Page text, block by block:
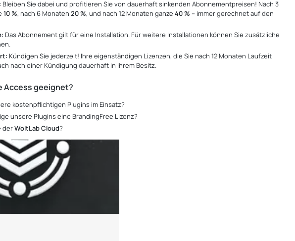
Bleiben Sie dabei und profitieren Sie von dauerhaft sinkenden Abonnementpreisen! Nach 3
10 %, nach 6 Monaten20 %, und nach 12 Monaten ganze40 %– immer gerechnet auf den
Das Abonnement gilt für eine Installation. Für weitere Installationen können Sie zusätzliche
Kündigen Sie jederzeit! Ihre eigenständigen Lizenzen, die Sie nach 12 Monaten Laufzeit
nach einer Kündigung dauerhaft in Ihrem Besitz.
Access geeignet?
kostenpflichtigen Plugins im Einsatz?
unsere Plugins eine BrandingFree Lizenz?
derWoltLab Cloud?